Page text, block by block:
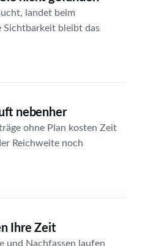
landet beim
bleibt das
nebenher
ohne Plan kosten Zeit
Reichweite noch
Ihre Zeit
und Nachfassen laufen